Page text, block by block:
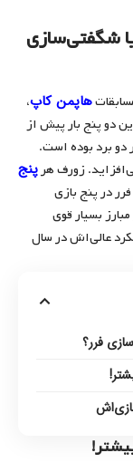
شگفتی‌سازی
هاپمن کاپ،
دو پنج بار پیش از
دو برد بوده است.
زورف هرپنج
در پنج بازی
بسیار قوی
عالی‌اش در سال
فرر؟